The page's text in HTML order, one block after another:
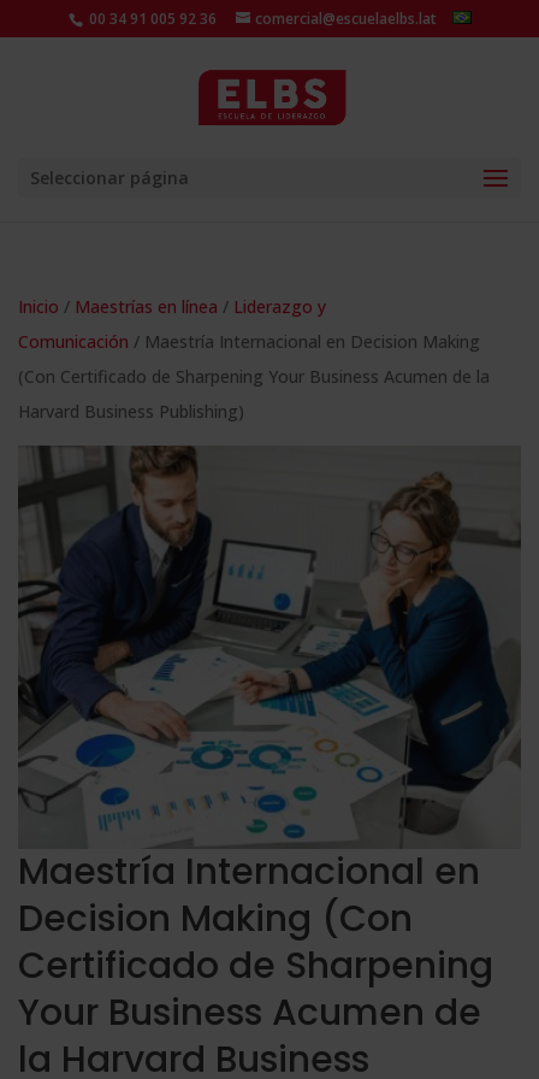
00 34 91 005 92 36 comercial@escuelaelbs.lat
Seleccionar página
Inicio / Maestrías en línea / Liderazgo y
Comunicación / Maestría Internacional en Decision Making
(Con Certificado de Sharpening Your Business Acumen de la
Harvard Business Publishing)
Maestría Internacional en
Decision Making (Con
Certificado de Sharpening
Your Business Acumen de
la Harvard Business